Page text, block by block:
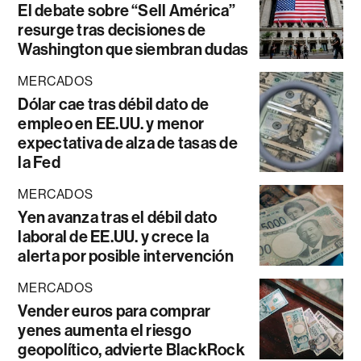
El debate sobre “Sell América”
resurge tras decisiones de
Washington que siembran dudas
MERCADOS
Dólar cae tras débil dato de
empleo en EE.UU. y menor
expectativa de alza de tasas de
la Fed
MERCADOS
Yen avanza tras el débil dato
laboral de EE.UU. y crece la
alerta por posible intervención
MERCADOS
Vender euros para comprar
yenes aumenta el riesgo
geopolítico, advierte BlackRock